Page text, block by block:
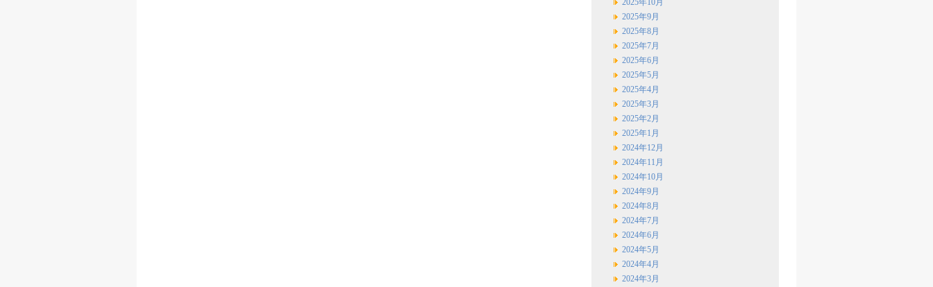
2025年10月
2025年9月
2025年8月
2025年7月
2025年6月
2025年5月
2025年4月
2025年3月
2025年2月
2025年1月
2024年12月
2024年11月
2024年10月
2024年9月
2024年8月
2024年7月
2024年6月
2024年5月
2024年4月
2024年3月